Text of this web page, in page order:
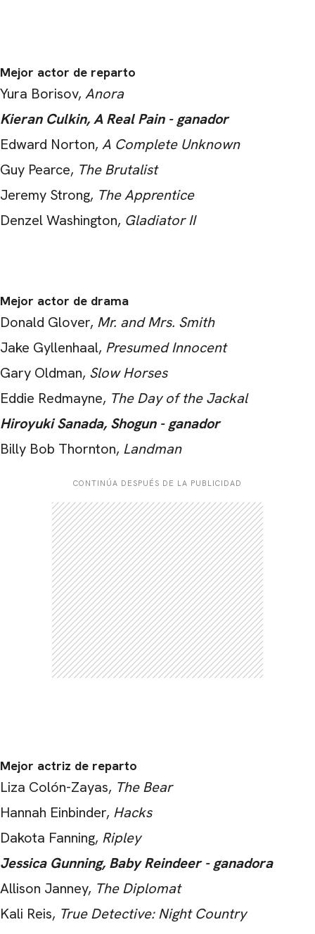
Mejor actor de reparto
Yura Borisov, Anora
Kieran Culkin, A Real Pain - ganador
Edward Norton, A Complete Unknown
Guy Pearce, The Brutalist
Jeremy Strong, The Apprentice
Denzel Washington, Gladiator II
Mejor actor de drama
Donald Glover, Mr. and Mrs. Smith
Jake Gyllenhaal, Presumed Innocent
Gary Oldman, Slow Horses
Eddie Redmayne, The Day of the Jackal
Hiroyuki Sanada, Shogun - ganador
Billy Bob Thornton, Landman
CONTINÚA DESPUÉS DE LA PUBLICIDAD
Mejor actriz de reparto
Liza Colón-Zayas, The Bear
Hannah Einbinder, Hacks
Dakota Fanning, Ripley
Jessica Gunning, Baby Reindeer - ganadora
Allison Janney, The Diplomat
Kali Reis, True Detective: Night Country